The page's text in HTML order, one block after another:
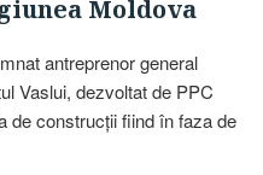
Moldova
antreprenor general
Vaslui, dezvoltat de PPC
de construcţii fiind în faza de